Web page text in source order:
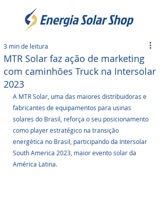
MTR Solar faz ação de marketing
com caminhões Truck na Intersolar
2023
3 min de leitura
A MTR Solar, uma das maiores distribuidoras e
fabricantes de equipamentos para usinas
solares do Brasil, reforça o seu posicionamento
como player estratégico na transição
energética no Brasil, participando da Intersolar
South America 2023, maior evento solar da
América Latina.